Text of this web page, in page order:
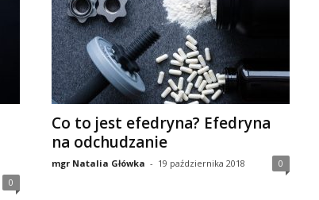
0
Co to jest efedryna? Efedryna
na odchudzanie
mgr Natalia Główka - 19 października 2018 0